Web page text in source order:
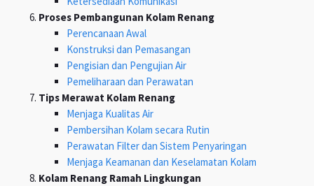
Proses Pembangunan Kolam Renang
Perencanaan Awal
Konstruksi dan Pemasangan
Pengisian dan Pengujian Air
Pemeliharaan dan Perawatan
Tips Merawat Kolam Renang
Menjaga Kualitas Air
Pembersihan Kolam secara Rutin
Perawatan Filter dan Sistem Penyaringan
Menjaga Keamanan dan Keselamatan Kolam
Kolam Renang Ramah Lingkungan